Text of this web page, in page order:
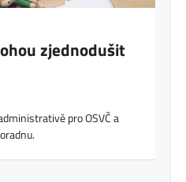
zjednodušit
pro OSVČ a